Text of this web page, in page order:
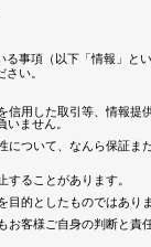
る事項（以下「情報」と
い。
信用した取引等、情報提
いません。
について、なんら保証ま
することがあります。
目的としたものではありま
お客様ご自身の判断と責